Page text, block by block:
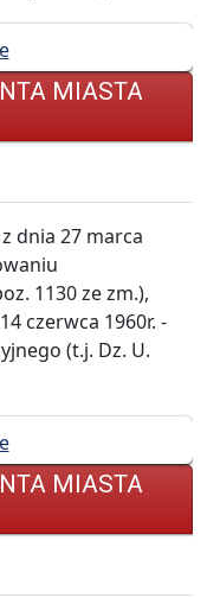
MIASTA
dnia 27 marca
1130 ze zm.),
czerwca 1960r. -
(t.j. Dz. U.
MIASTA